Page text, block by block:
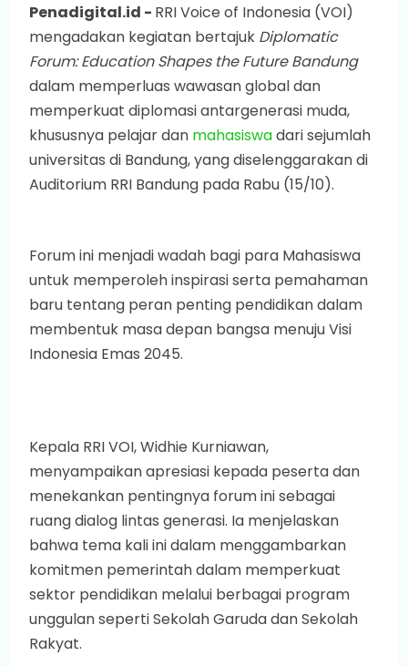
Penadigital.id - RRI Voice of Indonesia (VOI)
mengadakan kegiatan bertajuk Diplomatic
Forum: Education Shapes the Future Bandung
dalam memperluas wawasan global dan
memperkuat diplomasi antargenerasi muda,
khususnya pelajar dan mahasiswadari sejumlah
universitas di Bandung, yang diselenggarakan di
Auditorium RRI Bandung pada Rabu (15/10).
Forum ini menjadi wadah bagi para Mahasiswa
untuk memperoleh inspirasi serta pemahaman
baru tentang peran penting pendidikan dalam
membentuk masa depan bangsa menuju Visi
Indonesia Emas 2045.
Kepala RRI VOI, Widhie Kurniawan,
menyampaikan apresiasi kepada peserta dan
menekankan pentingnya forum ini sebagai
ruang dialog lintas generasi. Ia menjelaskan
bahwa tema kali ini dalam menggambarkan
komitmen pemerintah dalam memperkuat
sektor pendidikan melalui berbagai program
unggulan seperti Sekolah Garuda dan Sekolah
Rakyat.